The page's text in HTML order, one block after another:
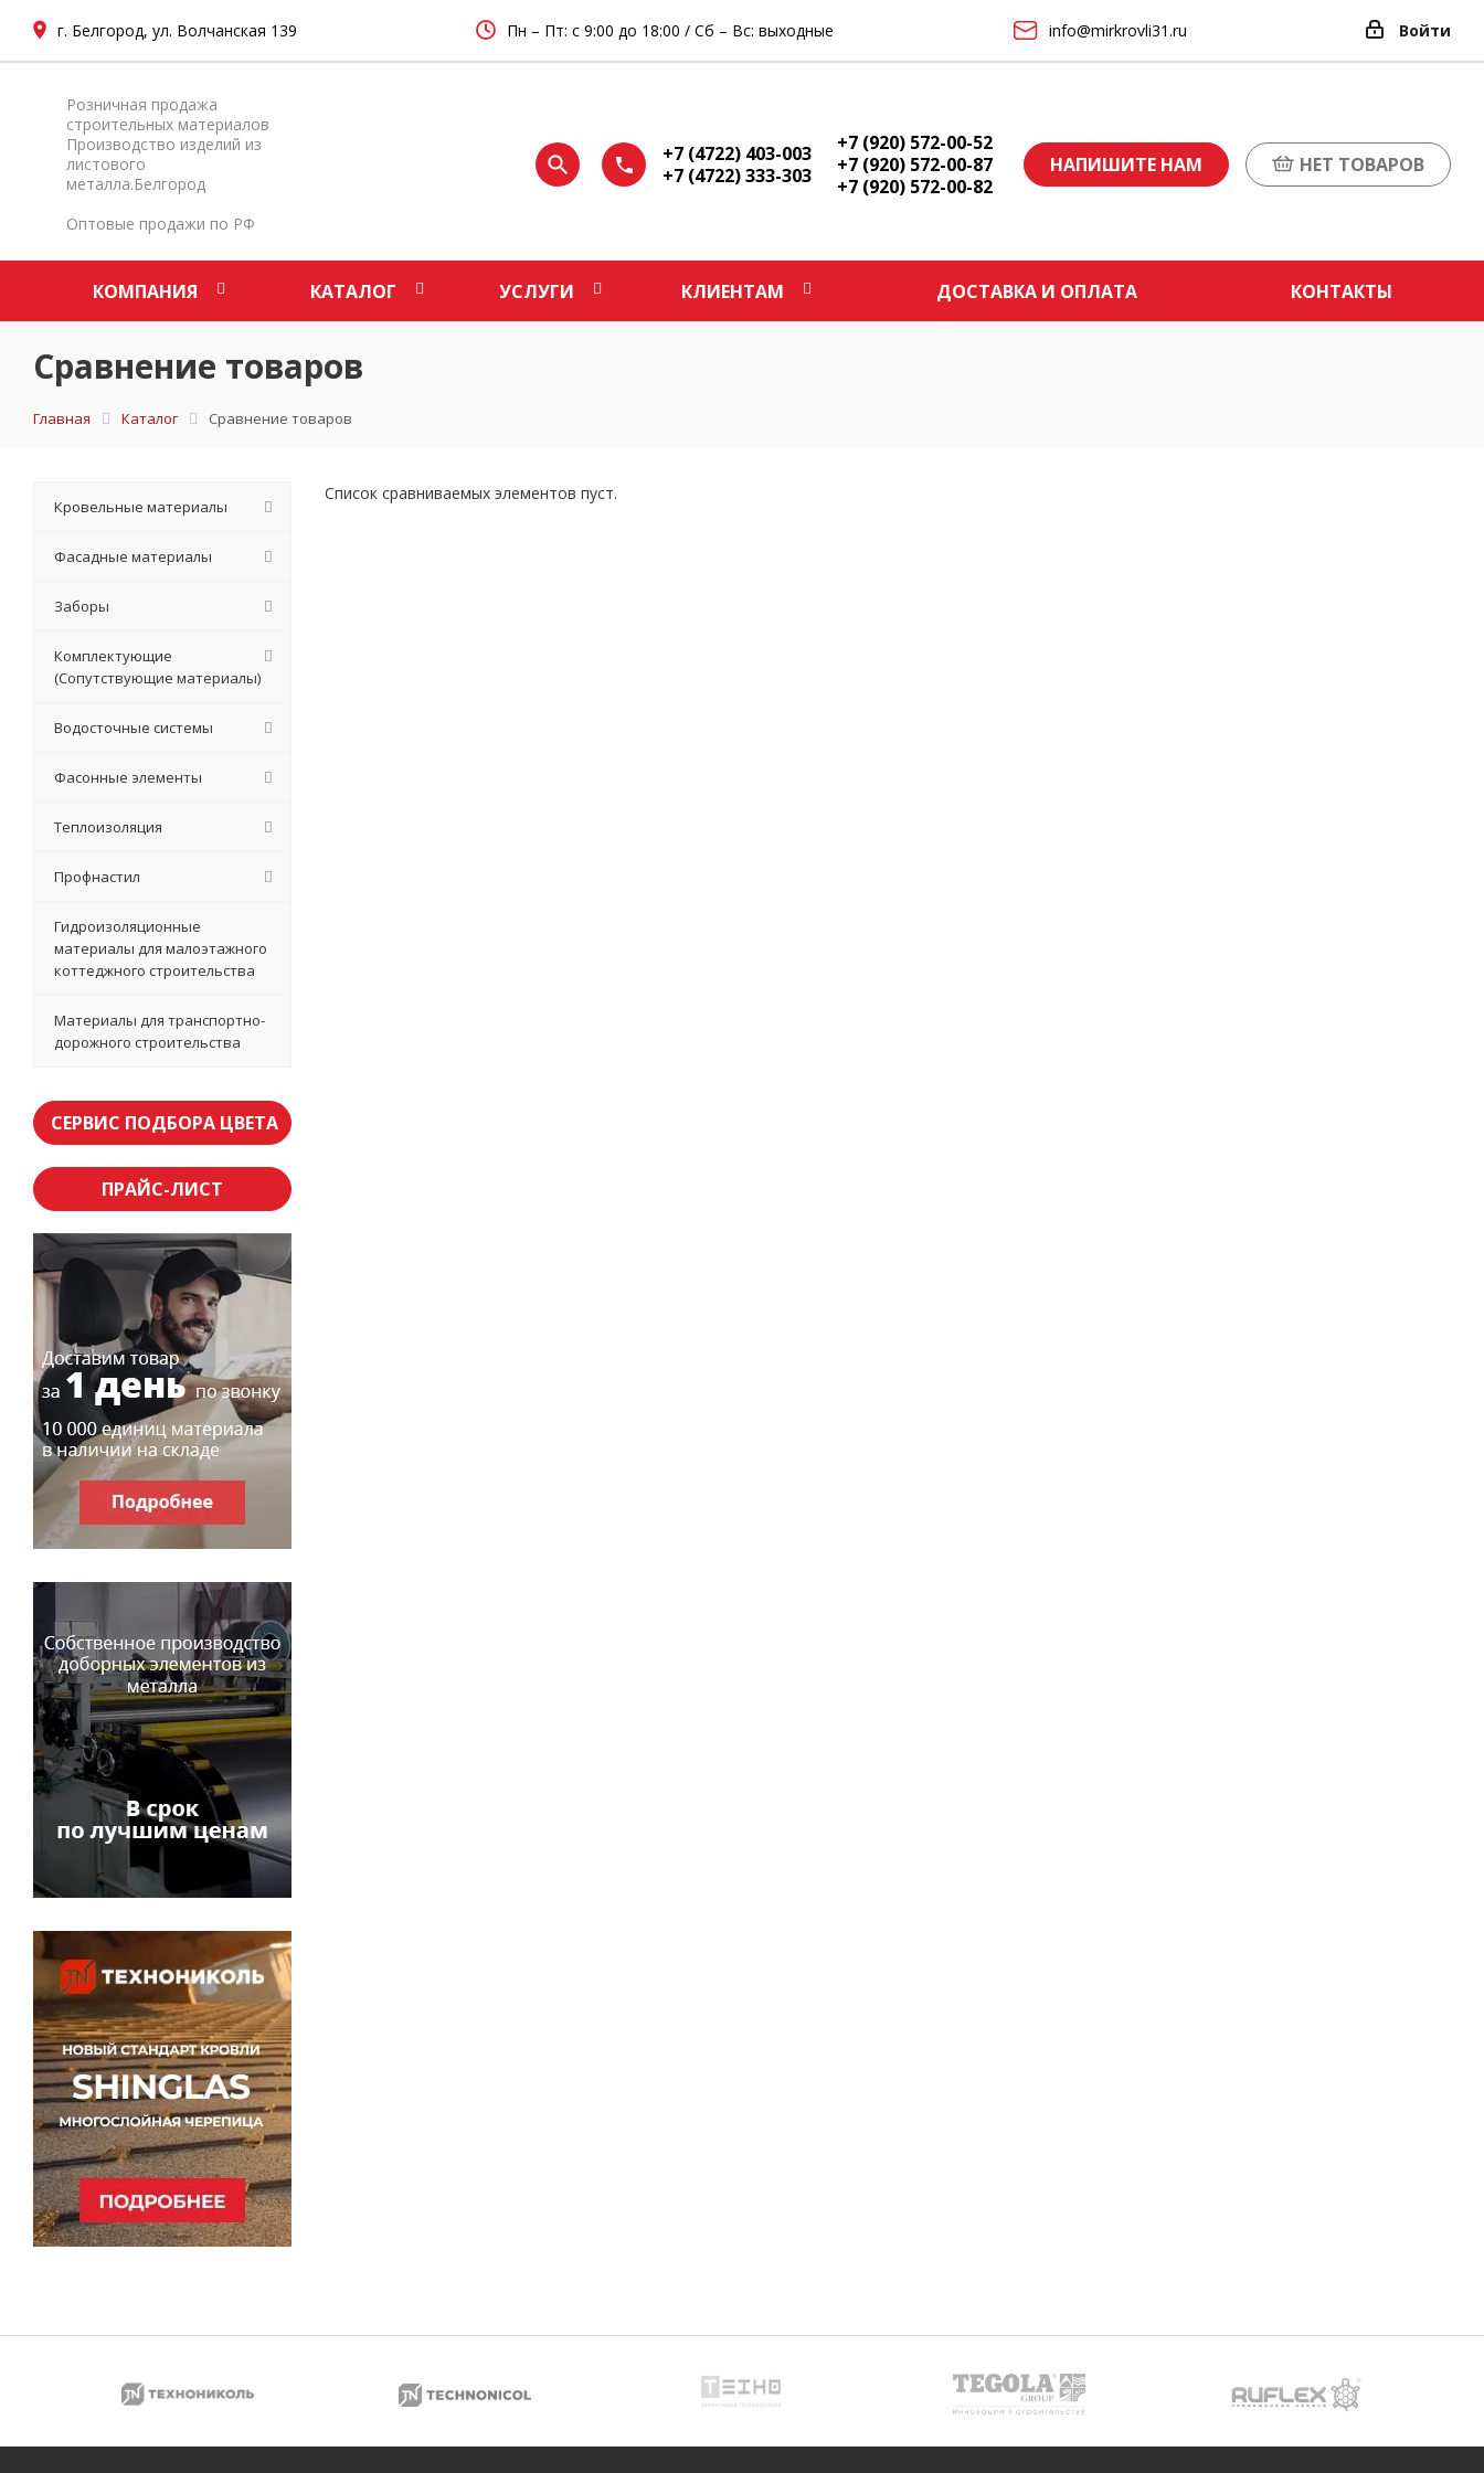
г. Белгород, ул. Волчанская 139 Пн – Пт: с 9:00 до 18:00 / Сб – Вс: выходные info@mirkrovli31.ru Войти
Розничная продажа
строительных материалов
Производство изделий из
листового
металла.Белгород
Оптовые продажи по РФ
+7 (4722) 403-003
+7 (4722) 333-303
+7 (920) 572-00-52
+7 (920) 572-00-87
+7 (920) 572-00-82
НАПИШИТЕ НАМ НЕТ ТОВАРОВ
КОМПАНИЯ КАТАЛОГ УСЛУГИ КЛИЕНТАМ ДОСТАВКА И ОПЛАТА КОНТАКТЫ
Сравнение товаров
Главная Каталог Сравнение товаров
Список сравниваемых элементов пуст.
Кровельные материалы
Фасадные материалы
Заборы
Комплектующие
(Сопутствующие материалы)
Водосточные системы
Фасонные элементы
Теплоизоляция
Профнастил
Гидроизоляционные
материалы для малоэтажного
коттеджного строительства
Материалы для транспортно-
дорожного строительства
СЕРВИС ПОДБОРА ЦВЕТА
ПРАЙС-ЛИСТ